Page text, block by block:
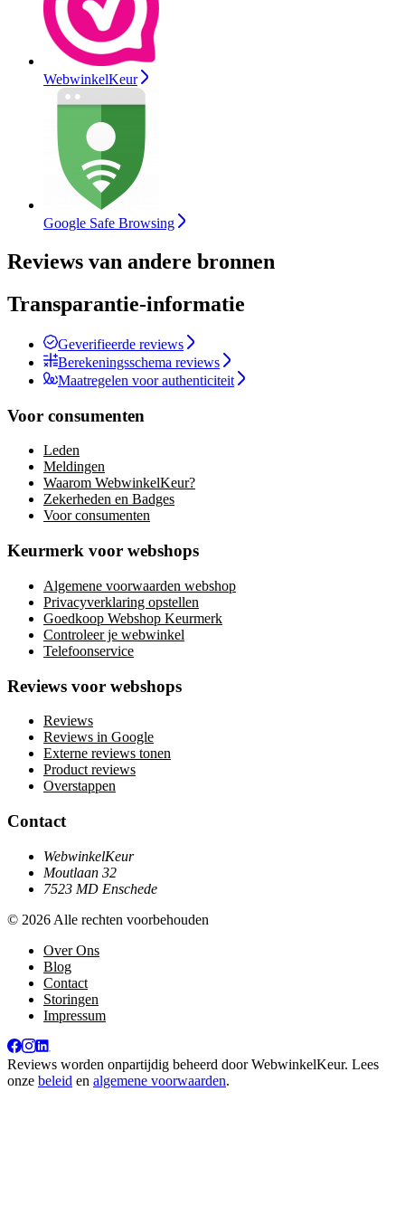
WebwinkelKeur
Google Safe Browsing
Reviews van andere bronnen
Transparantie-informatie
Geverifieerde reviews
Berekeningsschema reviews
Maatregelen voor authenticiteit
Voor consumenten
Leden
Meldingen
Waarom WebwinkelKeur?
Zekerheden en Badges
Voor consumenten
Keurmerk voor webshops
Algemene voorwaarden webshop
Privacyverklaring opstellen
Goedkoop Webshop Keurmerk
Controleer je webwinkel
Telefoonservice
Reviews voor webshops
Reviews
Reviews in Google
Externe reviews tonen
Product reviews
Overstappen
Contact
WebwinkelKeur
Moutlaan 32
7523 MD Enschede
© 2026 Alle rechten voorbehouden
Over Ons
Blog
Contact
Storingen
Impressum
Reviews worden onpartijdig beheerd doorWebwinkelKeur. Lees
onze beleid en algemene voorwaarden.